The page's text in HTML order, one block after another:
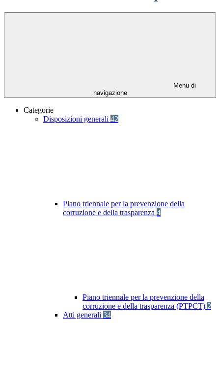
Menu di
navigazione
Categorie
Disposizioni generali 42
Piano triennale per la prevenzione della
corruzione e della trasparenza 4
Piano triennale per la prevenzione della
corruzione e della trasparenza (PTPCT) 2
Atti generali 34